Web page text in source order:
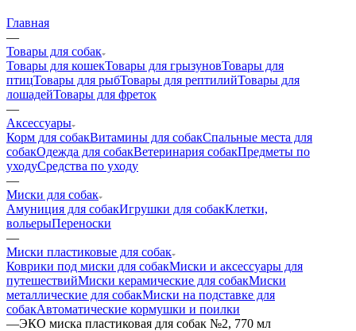
Главная
—
Товары для собак
Товары для кошекТовары для грызуновТовары для
птицТовары для рыбТовары для рептилийТовары для
лошадейТовары для фреток
—
Аксессуары
Корм для собакВитамины для собакСпальные места для
собакОдежда для собакВетеринария собакПредметы по
уходуСредства по уходу
—
Миски для собак
Амуниция для собакИгрушки для собакКлетки,
вольерыПереноски
—
Миски пластиковые для собак
Коврики под миски для собакМиски и аксессуары для
путешествийМиски керамические для собакМиски
металлические для собакМиски на подставке для
собакАвтоматические кормушки и поилки
—ЭКО миска пластиковая для собак №2, 770 мл